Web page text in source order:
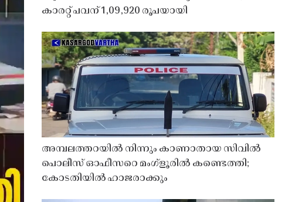
കാരറ്റ് പവന് 1,09,920 രൂപയായി
അമ്പലത്തറയിൽ നിന്നും കാണാതായ സിവിൽ
പൊലീസ് ഓഫീസറെ മംഗ്ളൂരിൽ കണ്ടെത്തി;
കോടതിയിൽ ഹാജരാക്കും